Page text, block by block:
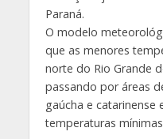
Paraná.
O modelo
que as menores
norte do Rio Grande
passando por áreas
gaúcha e catarinense
temperaturas mínimas